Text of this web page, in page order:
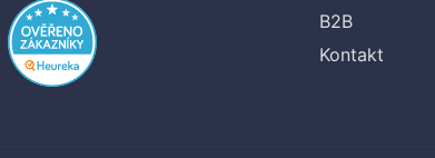
B2B
Kontakt